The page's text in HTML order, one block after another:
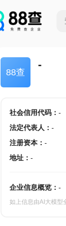
88查
-
社会信用代码： -
法定代表人 ： -
注册资本： -
地址： -
企业信息概览： -
如上信息由AI大模型